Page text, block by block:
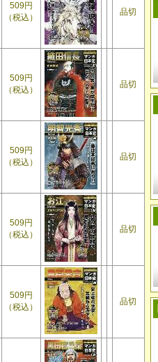
509円
（税込）
品切
509円
（税込）
品切
509円
（税込）
品切
509円
（税込）
品切
509円
（税込）
品切